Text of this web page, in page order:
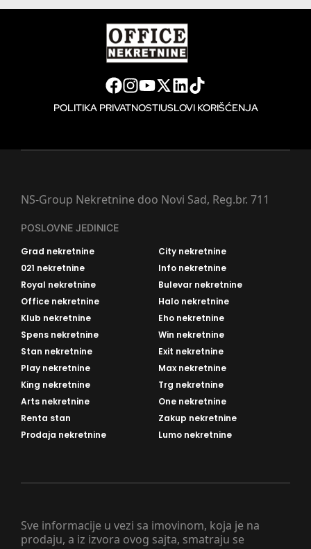
POLITIKA PRIVATNOSTIUSLOVI KORIŠĆENJA
Sve informacije u vezi sa imovinom, koja je na
prodaju, a iz izvora ovog sajta, smatraju se
NS-Group Nekretnine doo Novi Sad, Reg.br. 711
POSLOVNE JEDINICE
Grad nekretnine
City nekretnine
021 nekretnine
Info nekretnine
Royal nekretnine
Bulevar nekretnine
Office nekretnine
Halo nekretnine
Klub nekretnine
Eho nekretnine
Spens nekretnine
Win nekretnine
Stan nekretnine
Exit nekretnine
Play nekretnine
Max nekretnine
King nekretnine
Trg nekretnine
Arts nekretnine
One nekretnine
Renta stan
Zakup nekretnine
Prodaja nekretnine
Lumo nekretnine